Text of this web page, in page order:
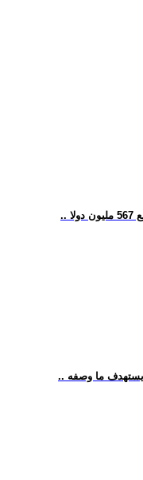
يستهدف ما وصفه